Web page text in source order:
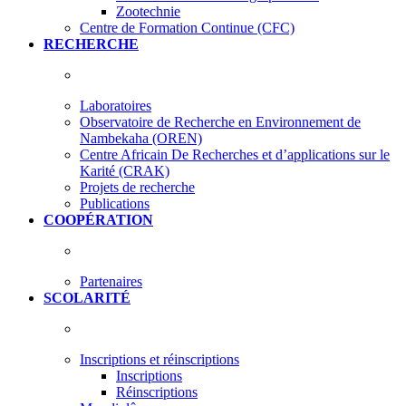
Zootechnie
Centre de Formation Continue (CFC)
RECHERCHE
Laboratoires
Observatoire de Recherche en Environnement de
Nambekaha (OREN)
Centre Africain De Recherches et d’applications sur le
Karité (CRAK)
Projets de recherche
Publications
COOPÉRATION
Partenaires
SCOLARITÉ
Inscriptions et réinscriptions
Inscriptions
Réinscriptions